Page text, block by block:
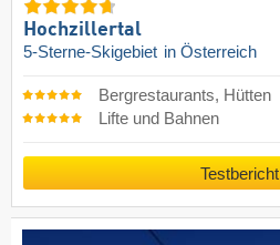
Hochzillertal
5-Sterne-Skigebiet in Österreich
Bergrestaurants, Hütten
Lifte und Bahnen
Testbericht